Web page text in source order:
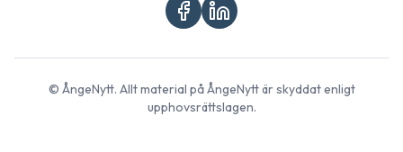
© ÅngeNytt. Allt material påÅngeNyttär skyddat enligt
upphovsrättslagen.